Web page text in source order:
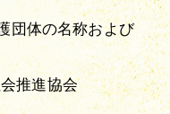
団体の名称および
推進協会